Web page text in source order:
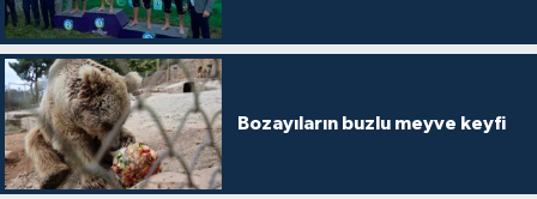
Bozayıların buzlu meyve keyfi